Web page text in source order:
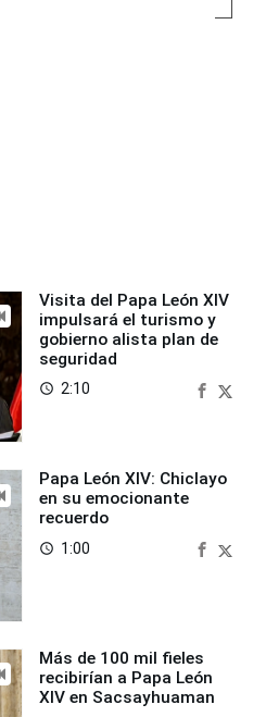
Visita del Papa León XIV
impulsará el turismo y
gobierno alista plan de
seguridad
access_time 2:10
Papa León XIV: Chiclayo
en su emocionante
recuerdo
access_time 1:00
Más de 100 mil fieles
recibirían a Papa León
XIV en Sacsayhuaman